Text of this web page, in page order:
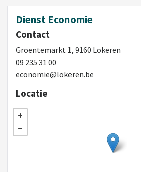
Dienst Economie
Contact
Groentemarkt 1, 9160 Lokeren
09 235 31 00
economie@lokeren.be
Locatie